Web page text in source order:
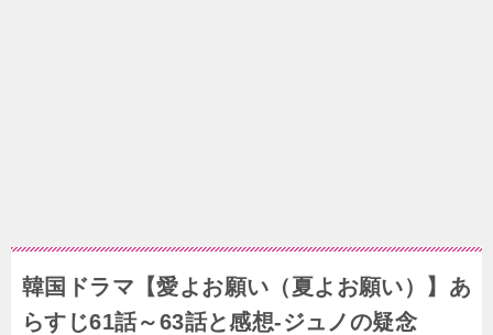
韓国ドラマ【愛よお願い（夏よお願い）】あ
らすじ61話～63話と感想-ジュノの疑念